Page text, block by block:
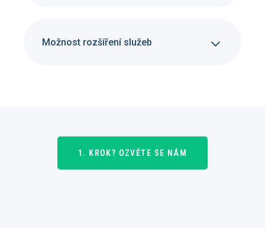
Možnost rozšíření služeb
1. KROK? OZVĚTE SE NÁM